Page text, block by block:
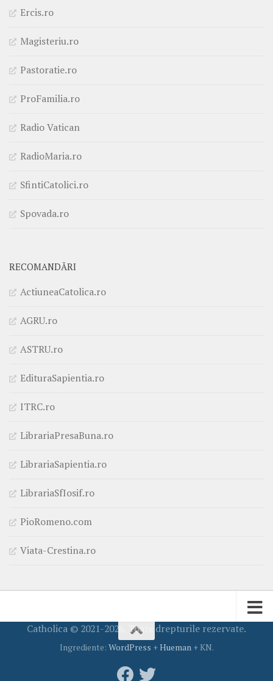
Ercis.ro
Magisteriu.ro
Pastoratie.ro
ProFamilia.ro
Radio Vatican
RadioMaria.ro
SfintiCatolici.ro
Spovada.ro
RECOMANDĂRI
ActiuneaCatolica.ro
AGRU.ro
ASTRU.ro
EdituraSapientia.ro
ITRC.ro
LibrariaPresaBuna.ro
LibrariaSapientia.ro
LibrariaSfIosif.ro
PioRomeno.com
Viata-Crestina.ro
Catholica © 2021-2026. Toate drepturile rezervate.
Ingrediente: WordPress +Hueman + KN.